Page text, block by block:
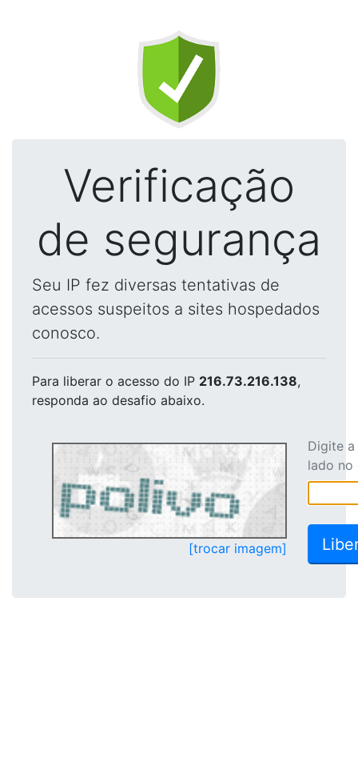
Verificação
de segurança
Seu IP fez diversas tentativas de
acessos suspeitos a sites hospedados
conosco.
Para liberar o acesso do IP 216.73.216.138,
responda ao desafio abaixo.
[trocar imagem]
Digite
lado no